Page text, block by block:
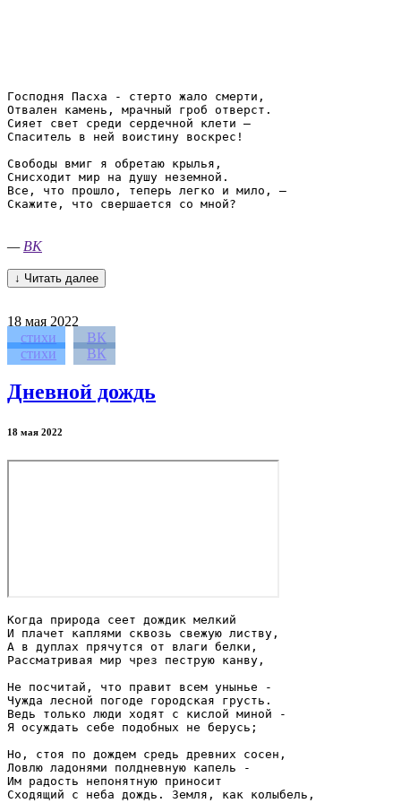
Господня Пасха - стерто жало смерти,
Отвален камень, мрачный гроб отверст.
Сияет свет среди сердечной клети –
Спаситель в ней воистину воскрес!
Свободы вмиг я обретаю крылья,
Снисходит мир на душу неземной.
Все, что прошло, теперь легко и мило, –
Скажите, что свершается со мной?
— ВК
↓ Читать далее
18 мая 2022
стихи
ВК
стихи
ВК
Дневной дождь
18 мая 2022
Когда природа сеет дождик мелкий
И плачет каплями сквозь свежую листву,
А в дуплах прячутся от влаги белки,
Рассматривая мир чрез пеструю канву,
Не посчитай, что правит всем унынье -
Чужда лесной погоде городская грусть.
Ведь только люди ходят с кислой миной -
Я осуждать себе подобных не берусь;
Но, стоя по дождем средь древних сосен,
Ловлю ладонями полдневную капель -
Им радость непонятную приносит
Сходящий с неба дождь. Земля, как колыбель,